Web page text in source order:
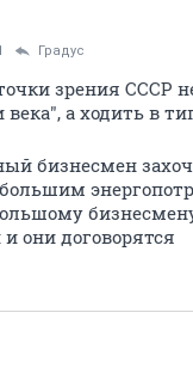
Градус
зрения СССР
века", а ходить в
бизнесмен
они договорятся